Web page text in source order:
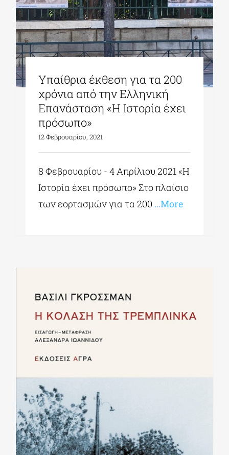
Υπαίθρια έκθεση για τα 200
χρόνια από την Ελληνική
Επανάσταση «Η Ιστορία έχει
πρόσωπο»
12 Φεβρουαρίου, 2021
8 Φεβρουαρίου - 4 Απρίλιου 2021 «Η
Ιστορία έχει πρόσωπο» Στο πλαίσιο
των εορτασμών για τα 200 ...More